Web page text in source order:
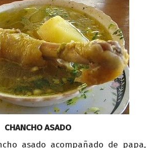
CHANCHO ASADO
asado acompañado de papa,